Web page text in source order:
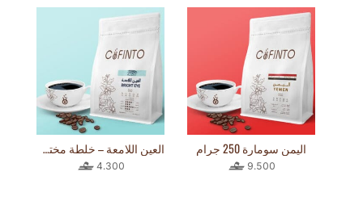
اليمن سومارة 250 جرام
9.500
العين اللامعة – خلطة مختصة 250 جرام
4.300